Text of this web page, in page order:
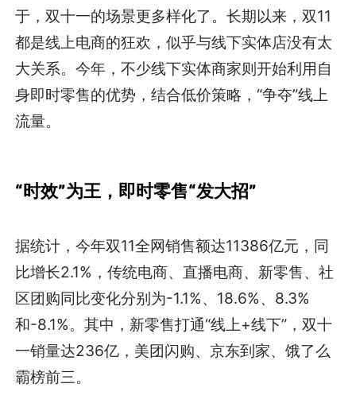
于，双十一的场景更多样化了。长期以来，双11
都是线上电商的狂欢，似乎与线下实体店没有太
大关系。今年，不少线下实体商家则开始利用自
身即时零售的优势，结合低价策略，“争夺”线上
流量。
“时效”为王，即时零售“发大招”
据统计，今年双11全网销售额达11386亿元，同
比增长2.1%，传统电商、直播电商、新零售、社
区团购同比变化分别为-1.1%、18.6%、8.3%
和-8.1%。其中，新零售打通“线上+线下”，双十
一销量达236亿，美团闪购、京东到家、饿了么
霸榜前三。